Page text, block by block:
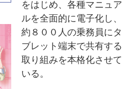
をはじめ、各種マニュア
ルを全面的に電子化し、
約８００人の乗務員にタ
ブレット端末で共有する
取り組みを本格化させて
いる。